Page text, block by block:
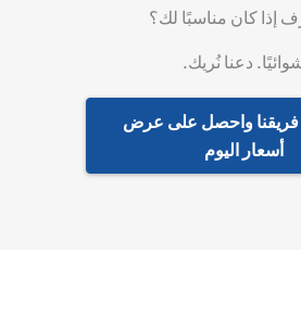
إذا كان مناسبًا لك؟
دعنا نُريك.
واحصل على عرض
أسعار اليوم